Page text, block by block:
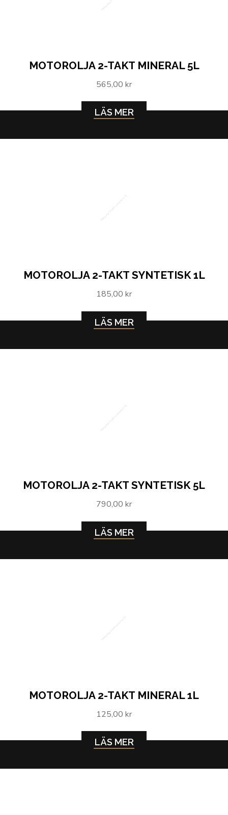
MOTOROLJA 2-TAKT MINERAL 5L
565,00 kr
LÄS MER
MOTOROLJA 2-TAKT SYNTETISK 1L
185,00 kr
LÄS MER
MOTOROLJA 2-TAKT SYNTETISK 5L
790,00 kr
LÄS MER
MOTOROLJA 2-TAKT MINERAL 1L
125,00 kr
LÄS MER